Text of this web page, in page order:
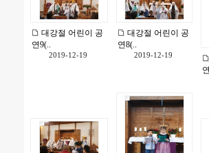
대강절 어린이 공
연9(..
2019-12-19
대강절 어린이 공
연8(..
2019-12-19